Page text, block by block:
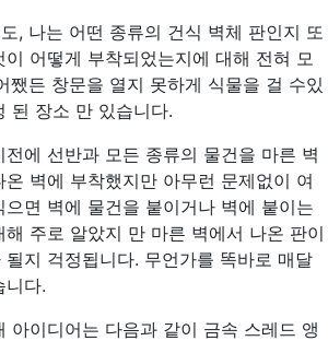
, 나는 어떤 종류의 건식 벽체 판인지 또
이 어떻게 부착되었는지에 대해 전혀 모
쨌든 창문을 열지 못하게 식물을 걸 수있
된 장소 만 있습니다.
전에 선반과 모든 종류의 물건을 마른 벽
온 벽에 부착했지만 아무런 문제없이 여
으면 벽에 물건을 붙이거나 벽에 붙이는
해 주로 알았지 만 마른 벽에서 나온 판이
될지 걱정됩니다. 무언가를 똑바로 매달
니다.
아이디어는 다음과 같이 금속 스레드 앵